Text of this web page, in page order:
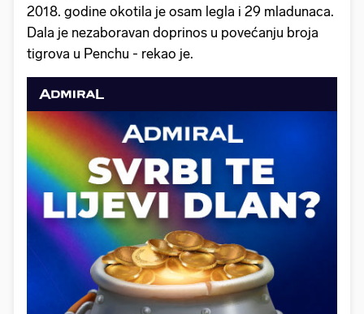
2018. godine okotila je osam legla i 29 mladunaca.
Dala je nezaboravan doprinos u povećanju broja
tigrova u Penchu - rekao je.